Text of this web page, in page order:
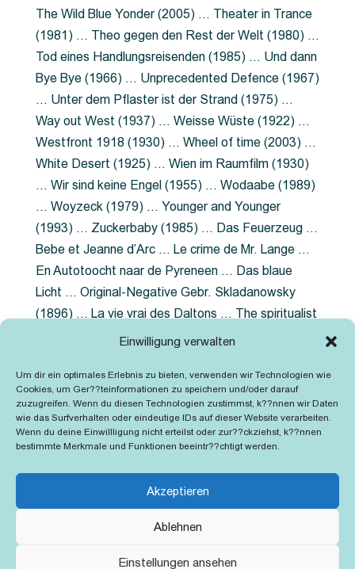
Einwilligung verwalten
Um dir ein optimales Erlebnis zu bieten, verwenden wir Technologien wie
Cookies, um Ger??teinformationen zu speichern und/oder darauf
zuzugreifen. Wenn du diesen Technologien zustimmst, k??nnen wir Daten
wie das Surfverhalten oder eindeutige IDs auf dieser Website verarbeiten.
Wenn du deine Einwillligung nicht erteilst oder zur??ckziehst, k??nnen
bestimmte Merkmale und Funktionen beeintr??chtigt werden.
Akzeptieren
Ablehnen
Einstellungen ansehen
The Wild Blue Yonder (2005) … Theater in Trance
(1981) … Theo gegen den Rest der Welt (1980) …
Tod eines Handlungsreisenden (1985) … Und dann
Bye Bye (1966) … Unprecedented Defence (1967)
… Unter dem Pflaster ist der Strand (1975) …
Way out West (1937) … Weisse Wüste (1922) …
Westfront 1918 (1930) … Wheel of time (2003) …
White Desert (1925) … Wien im Raumfilm (1930)
… Wir sind keine Engel (1955) … Wodaabe (1989)
… Woyzeck (1979) … Younger and Younger
(1993) … Zuckerbaby (1985) … Das Feuerzeug …
Bebe et Jeanne d’Arc … Le crime de Mr. Lange …
En Autotoocht naar de Pyreneen … Das blaue
Licht … Original-Negative Gebr. Skladanowsky
(1896) … La vie vrai des Daltons … The spiritualist
photographer … Feuer im Fjord … The Song of the
Grubenlampe … Tolstoy … Grün ist die Heide …
Lady Hamilton … Mütter verzaget nicht …
Ruttmann Werbefilme